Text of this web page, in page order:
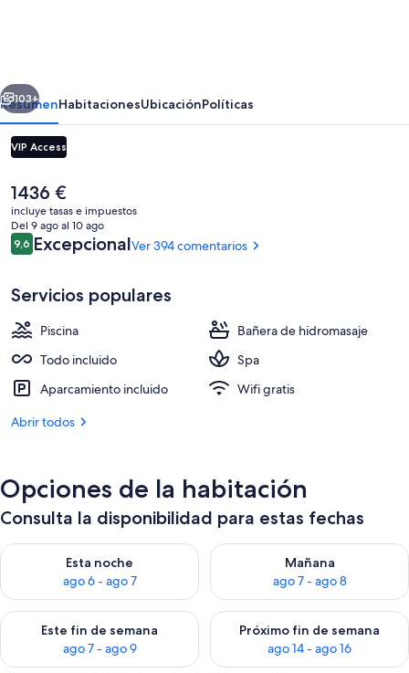
-
All
Inclusive
Siguiente
103+
ResumenHabitacionesUbicaciónPolíticas
VIP Access
El
precio
actual
es
de
1436 €
incluye tasas e impuestos
Del 9 ago al 10 ago
Comentarios
9,69,6 de 10
ExcepcionalVer 394 comentarios
Servicios populares
Piscina
Bañera de hidromasaje
Todo incluido
Spa
Aparcamiento incluido
Wifi gratis
Abrir todos
Opciones de la habitación
Consulta la disponibilidad para estas fechas
Esta noche
ago 6 - ago 7
Consulta la disponibilidad para esta noche, ago 6 - ago 7
Mañana
ago 7 - ago 8
Consulta la disponibilidad
Este fin de semana
ago 7 - ago 9
Consulta la disponibilidad para este fin de semana, ago 7 -
Próximo fin de semana
ago 14 - ago 16
Consulta la disponibilidad